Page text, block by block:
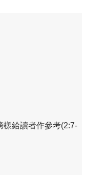
樣給讀者作參考(2:7-